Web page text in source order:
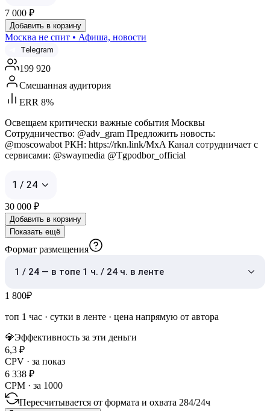
7 000 ₽
Добавить в корзину
Москва не спит • Афиша, новости
Telegram
199 920
Смешанная аудитория
ERR 8%
Освещаем критически важные события Москвы
Сотрудничество: @adv_gram Предложить новость:
@moscowabot РКН: https://rkn.link/MxA Канал сотрудничает с
сервисами: @swaymedia @Tgpodbor_official
1 / 24
30 000 ₽
Добавить в корзину
Показать ещё
Формат размещения
1 / 24 — в топе 1 ч. / 24 ч. в ленте
1 800₽
топ 1 час · сутки в ленте · цена напрямую от автора
💎Эффективность за эти деньги
6,3 ₽
CPV · за показ
6 338 ₽
CPM · за 1000
Пересчитывается от формата и охвата 284/24ч